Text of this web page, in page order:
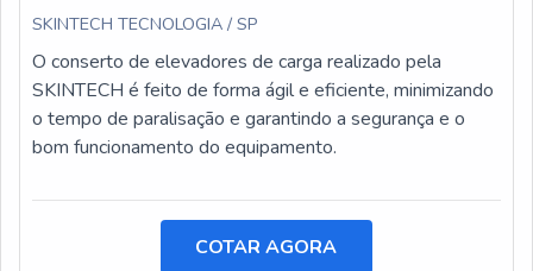
SKINTECH TECNOLOGIA / SP
O conserto de elevadores de carga realizado pela
SKINTECH é feito de forma ágil e eficiente, minimizando
o tempo de paralisação e garantindo a segurança e o
bom funcionamento do equipamento.
COTAR AGORA